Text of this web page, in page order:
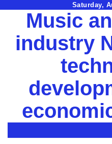
Saturday,
Music
industry